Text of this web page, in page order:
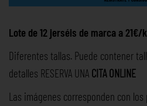
Lote de 12 jerséis de marca a 21€/
Diferentes tallas. Puede contener
detalles RESERVA UNA CITA ONLINE
Las imágenes corresponden con